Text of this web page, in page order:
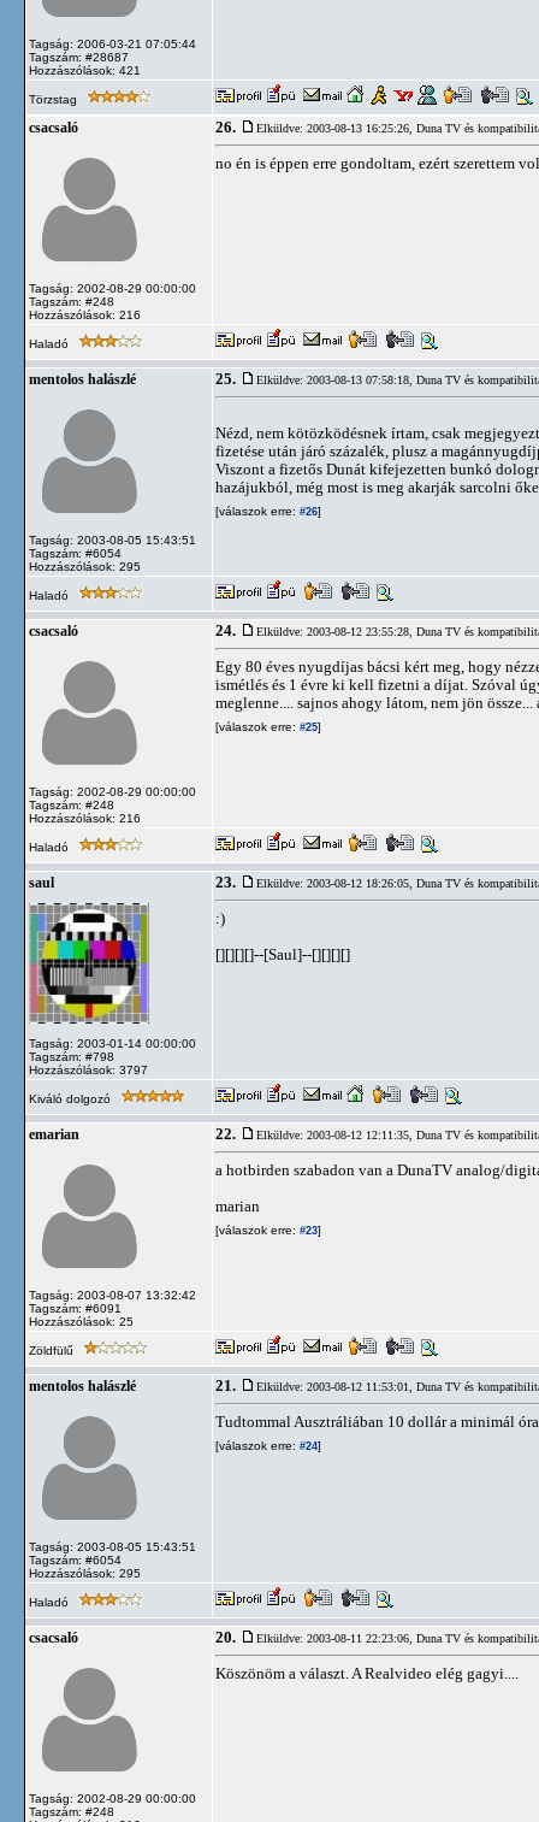
Tagság: 2006-03-21 07:05:44
Tagszám: #28687
Hozzászólások: 421
Törzstag
csacsaló
Tagság: 2002-08-29 00:00:00
Tagszám: #248
Hozzászólások: 216
26. Elküldve: 2003-08-13 16:25:26, Duna TV és
no én is éppen erre gondoltam, ezért szerettem
Haladó
mentolos halászlé
Tagság: 2003-08-05 15:43:51
Tagszám: #6054
Hozzászólások: 295
25. Elküldve: 2003-08-13 07:58:18, Duna TV és
Nézd, nem kötözködésnek írtam, csak
fizetése után járó százalék, plusz a
Viszont a fizetős Dunát kifejezetten bunkó
hazájukból, még most is meg akarják sarcolni
[válaszok erre: #26]
Haladó
csacsaló
Tagság: 2002-08-29 00:00:00
Tagszám: #248
Hozzászólások: 216
24. Elküldve: 2003-08-12 23:55:28, Duna TV és
Egy 80 éves nyugdíjas bácsi kért meg, hogy
ismétlés és 1 évre ki kell fizetni a díjat. Szóval
meglenne.... sajnos ahogy látom, nem jön
[válaszok erre: #25]
Haladó
saul
Tagság: 2003-01-14 00:00:00
Tagszám: #798
Hozzászólások: 3797
23. Elküldve: 2003-08-12 18:26:05, Duna TV és
:)
[][][][]--[Saul]--[][][][]
Kiváló dolgozó
emarian
Tagság: 2003-08-07 13:32:42
Tagszám: #6091
Hozzászólások: 25
22. Elküldve: 2003-08-12 12:11:35, Duna TV és
a hotbirden szabadon van a DunaTV analog/
marian
[válaszok erre: #23]
Zöldfülű
mentolos halászlé
Tagság: 2003-08-05 15:43:51
Tagszám: #6054
Hozzászólások: 295
21. Elküldve: 2003-08-12 11:53:01, Duna TV és
Tudtommal Ausztráliában 10 dollár a minimál
[válaszok erre: #24]
Haladó
csacsaló
Tagság: 2002-08-29 00:00:00
Tagszám: #248
20. Elküldve: 2003-08-11 22:23:06, Duna TV és
Köszönöm a választ. A Realvideo elég gagyi....